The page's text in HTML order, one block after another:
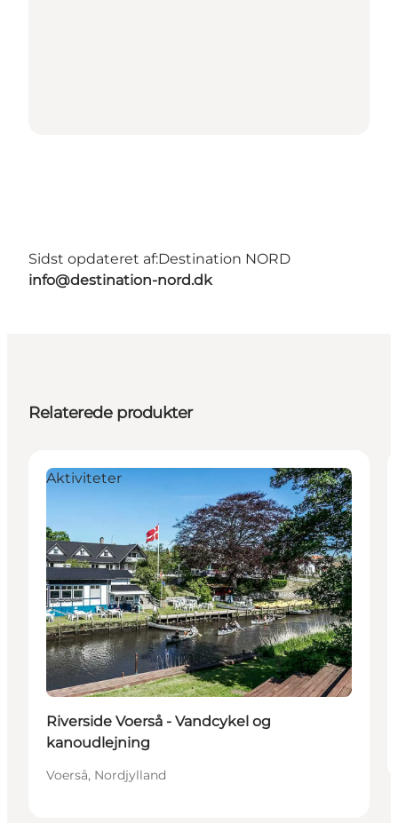
Sidst opdateret af:Destination NORD
info@destination-nord.dk
Relaterede produkter
Aktiviteter
Riverside Voerså - Vandcykel og
kanoudlejning
Voerså, Nordjylland